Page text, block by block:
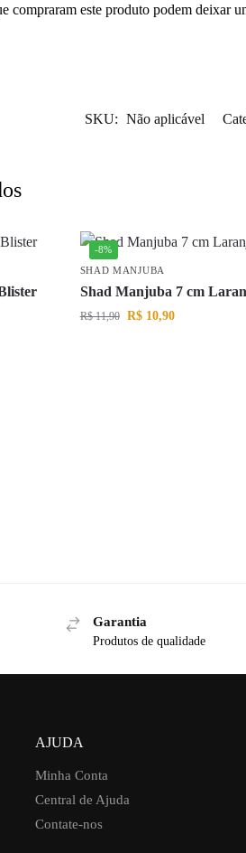
compraram este produto podem deixar
SKU: Não aplicável
-8%
SHAD MANJUBA
Shad Manjuba 7 cm
R$11,90 R$10,90
Garantia
Produtos de qualidade
AJUDA
Minha Conta
Central de Ajuda
Contate-nos